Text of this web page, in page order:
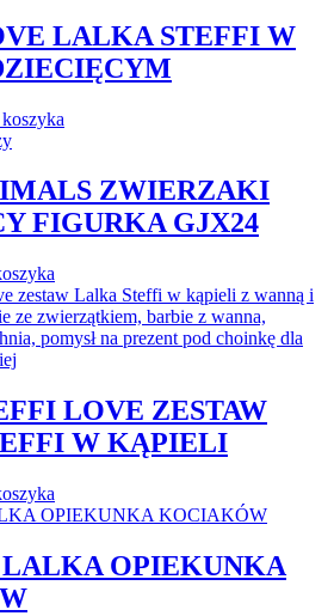
LALKA STEFFI W
ZWIERZAKI
FIGURKA GJX24
LOVE ZESTAW
W KĄPIELI
OPIEKUNKA